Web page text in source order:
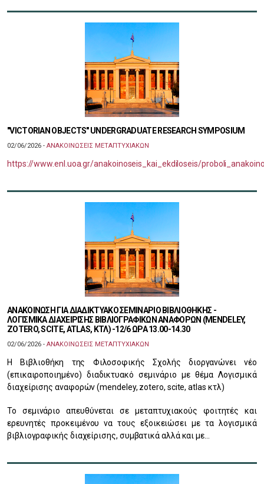
"VICTORIAN OBJECTS" UNDERGRADUATE RESEARCH SYMPOSIUM
02/06/2026 - ΑΝΑΚΟΙΝΩΣΕΙΣ ΜΕΤΑΠΤΥΧΙΑΚΩΝ
https://www.enl.uoa.gr/anakoinoseis_kai_ekdiloseis/
ΑΝΑΚΟΙΝΩΣΗ ΓΙΑ ΔΙΑΔΙΚΤΥΑΚΟ ΣΕΜΙΝΑΡΙΟ ΒΙΒΛΙΟΘΗΚΗΣ -
ΛΟΓΙΣΜΙΚΑ ΔΙΑΧΕΙΡΙΣΗΣ ΒΙΒΛΙΟΓΡΑΦΙΚΩΝ ΑΝΑΦΟΡΩΝ (MENDELEY,
ZOTERO, SCITE, ATLAS, ΚΤΛ) -12/6 ΩΡΑ 13.00-14.30
02/06/2026 - ΑΝΑΚΟΙΝΩΣΕΙΣ ΜΕΤΑΠΤΥΧΙΑΚΩΝ
Η Βιβλιοθήκη της Φιλοσοφικής Σχολής διοργανώνει νέο
(επικαιροποιημένο) διαδικτυακό σεμινάριο με θέμα Λογισμικά
διαχείρισης αναφορών (mendeley, zotero, scite, atlas κτλ)
Το σεμινάριο απευθύνεται σε μεταπτυχιακούς φοιτητές και
ερευνητές προκειμένου να τους εξοικειώσει με τα λογισμικά
βιβλιογραφικής διαχείρισης, συμβατικά αλλά και με…